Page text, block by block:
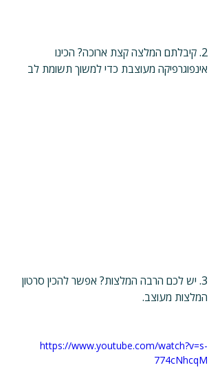
2. קיבלתם המלצה קצת ארוכה? הכינו
אינפוגרפיקה מעוצבת כדי למשוך תשומת לב
3. יש לכם הרבה המלצות? אפשר להכין סרטון
המלצות מעוצב.
https://www.youtube.com/watch?v=s-
774cNhcqM